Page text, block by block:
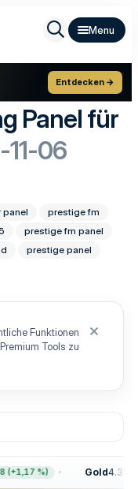
Entdecken →
Panel für
11-06
panel
prestige fm
prestige fm panel
prestige panel
Funktionen
Tools zu
%) Gold